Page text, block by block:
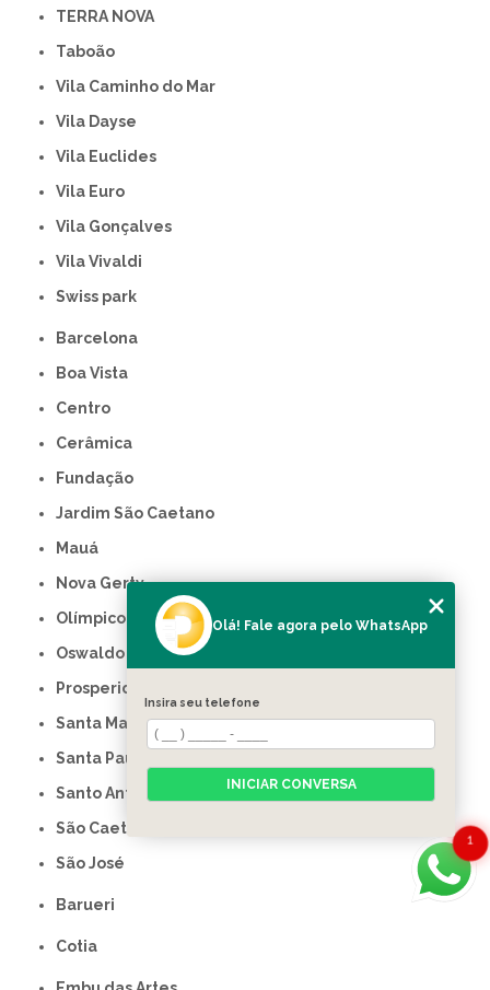
TERRA NOVA
Taboão
Vila Caminho do Mar
Vila Dayse
Vila Euclides
Vila Euro
Vila Gonçalves
Vila Vivaldi
swiss park
Barcelona
Boa Vista
Centro
Cerâmica
Fundação
Jardim São Caetano
Mauá
Nova Gerty
Olímpico
Oswaldo Cruz
Prosperidade
Santa Maria
Santa Paula
Santo Antônio
São Caetano do Sul
São José
Barueri
Cotia
1
Olá! Fale agora pelo WhatsApp
Insira seu telefone
INICIAR CONVERSA